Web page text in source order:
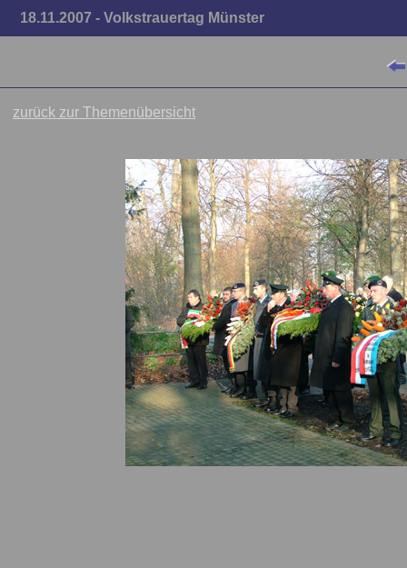
18.11.2007 - Volkstrauertag Münster
zurück zur Themenübersicht